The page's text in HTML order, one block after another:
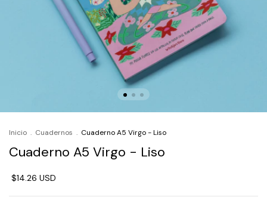
Inicio . Cuadernos . Cuaderno A5 Virgo - Liso
Cuaderno A5 Virgo - Liso
$14.26 USD